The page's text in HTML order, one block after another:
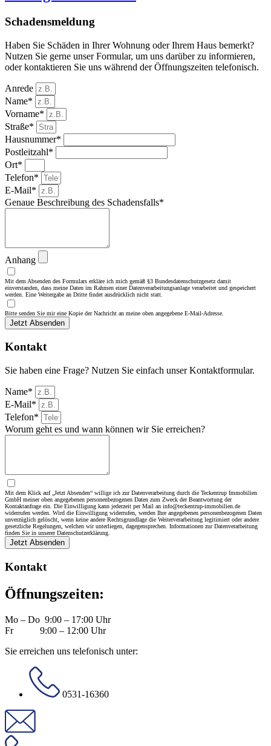
Schadensmeldung
Haben Sie Schäden in Ihrer Wohnung oder Ihrem Haus bemerkt?
Nutzen Sie gerne unser Formular, um uns darüber zu informieren,
oder kontaktieren Sie uns während der Öffnungszeiten telefonisch.
Anrede
Name*
Vorname*
Straße*
Hausnummer*
Postleitzahl*
Ort*
Telefon*
E-Mail*
Genaue Beschreibung des Schadensfalls*
Anhang
Mit dem Absenden des Formulars erkläre ich mich gemäß §3 Bundesdatenschutzgesetz damit
einverstanden, dass meine Daten im Rahmen einer Datenverarbeitungsanlage verarbeitet und gespeichert
werden. Eine Weitergabe an Dritte findet ausdrücklich nicht statt.
Bitte senden Sie mir eine Kopie der Nachricht an meine oben angegebene E-Mail-Adresse.
Jetzt Absenden
Kontakt
Sie haben eine Frage? Nutzen Sie einfach unser Kontaktformular.
Name*
E-Mail*
Telefon*
Worum geht es und wann können wir Sie erreichen?
Mit dem Klick auf „Jetzt Absenden“ willige ich zur Datenverarbeitung durch die Teckentrup Immobilien
GmbH meiner oben angegebenen personenbezogenen Daten zum Zweck der Beantwortung der
Kontaktanfrage ein. Die Einwilligung kann jederzeit per Mail an info@teckentrup-immobilien.de
widerrufen werden. Wird die Einwilligung widerrufen, werden Ihre angegebenen personenbezogenen Daten
unverzüglich gelöscht, wenn keine andere Rechtsgrundlage die Weiterverarbeitung legitimiert oder andere
gesetzliche Regelungen, welchen wir unterliegen, dagegensprechen. Informationen zur Datenverarbeitung
finden Sie in unserer Datenschutzerklärung.
Jetzt Absenden
Kontakt
Öffnungszeiten:
Mo – Do 9:00 – 17:00 Uhr
Fr 9:00 – 12:00 Uhr
Sie erreichen uns telefonisch unter:
0531-16360